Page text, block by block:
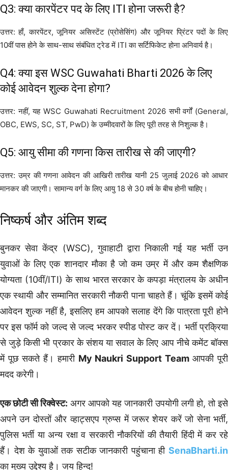
Q3: क्या कारपेंटर पद के लिए ITI होना जरूरी है?
उत्तर: हाँ, कारपेंटर, जूनियर असिस्टेंट (प्रोसेसिंग) और जूनियर प्रिंटर पदों के लिए
10वीं पास होने के साथ-साथ संबंधित ट्रेड में ITI का सर्टिफिकेट होना अनिवार्य है।
Q4: क्या इस WSC Guwahati Bharti 2026 के लिए
कोई आवेदन शुल्क देना होगा?
उत्तर: नहीं, यह WSC Guwahati Recruitment 2026 सभी वर्गों (General,
OBC, EWS, SC, ST, PwD) के उम्मीदवारों के लिए पूरी तरह से निशुल्क है।
Q5: आयु सीमा की गणना किस तारीख से की जाएगी?
उत्तर: उम्र की गणना आवेदन की आखिरी तारीख यानी 25 जुलाई 2026 को आधार
मानकर की जाएगी। सामान्य वर्ग के लिए आयु 18 से 30 वर्ष के बीच होनी चाहिए।
निष्कर्ष और अंतिम शब्द
बुनकर सेवा केंद्र (WSC), गुवाहाटी द्वारा निकाली गई यह भर्ती उन
युवाओं के लिए एक शानदार मौका है जो कम उम्र में और कम शैक्षणिक
योग्यता (10वीं/ITI) के साथ भारत सरकार के कपड़ा मंत्रालय के अधीन
एक स्थायी और सम्मानित सरकारी नौकरी पाना चाहते हैं। चूंकि इसमें कोई
आवेदन शुल्क नहीं है, इसलिए हम आपको सलाह देंगे कि पात्रता पूरी होने
पर इस फॉर्म को जल्द से जल्द भरकर स्पीड पोस्ट कर दें। भर्ती प्रक्रिया
से जुड़े किसी भी प्रकार के संशय या सवाल के लिए आप नीचे कमेंट बॉक्स
में पूछ सकते हैं। हमारी My Naukri Support Teamआपकी पूरी
मदद करेगी।
एक छोटी सी रिक्वेस्ट: अगर आपको यह जानकारी उपयोगी लगी हो, तो इसे
अपने उन दोस्तों और व्हाट्सएप ग्रुप्स में जरूर शेयर करें जो सेना भर्ती,
पुलिस भर्ती या अन्य रक्षा व सरकारी नौकरियों की तैयारी हिंदी में कर रहे
हैं। देश के युवाओं तक सटीक जानकारी पहुंचाना ही SenaBharti.in
का मुख्य उद्देश्य है। जय हिन्द!